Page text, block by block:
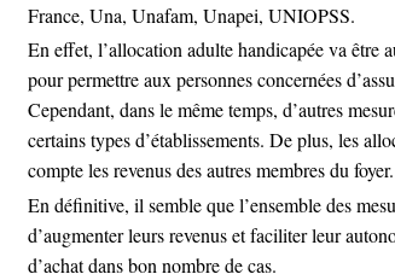
France, Una, Unafam, Unapei, UNIOPSS.
En effet, l’allocation adulte handicapée va être
pour permettre aux personnes concernées
Cependant, dans le même temps, d’autres
certains types d’établissements. De plus, les
compte les revenus des autres membres du foyer.
En définitive, il semble que l’ensemble des
d’augmenter leurs revenus et faciliter leur
d’achat dans bon nombre de cas.